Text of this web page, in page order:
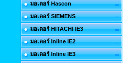
มอเตอร์ Hascon
มอเตอร์ SIEMENS
มอเตอร์ HITACHI IE3
มอเตอร์ Inline IE2
มอเตอร์ Inline IE3